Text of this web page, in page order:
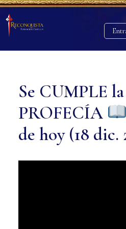
Se CUMPLE la
PROFECÍA
de hoy (18 dic.